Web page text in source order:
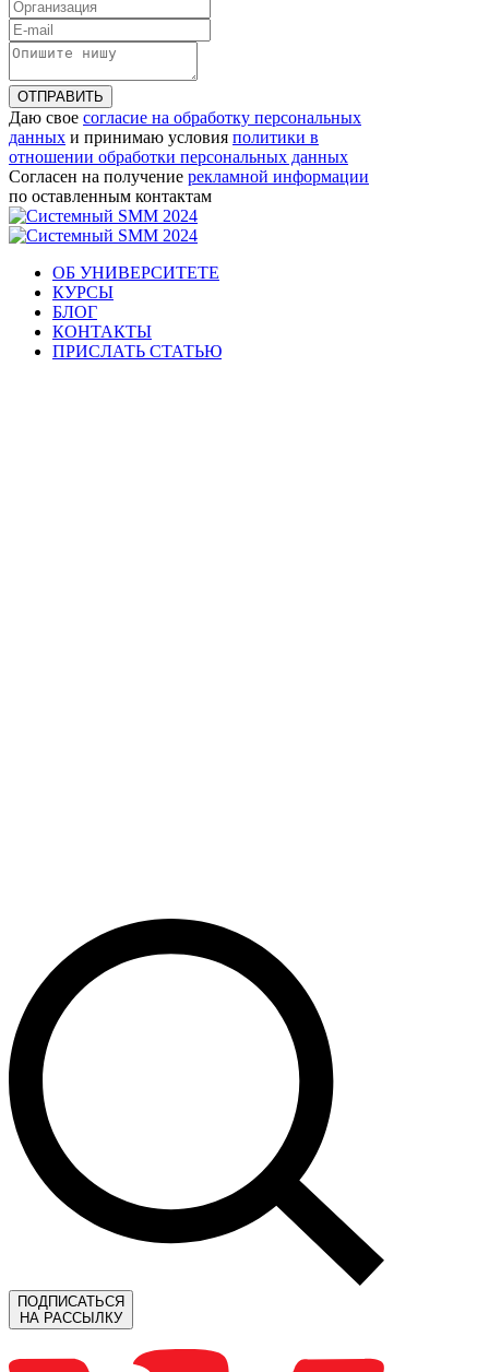
ОТПРАВИТЬ
Даю свое согласие на обработку персональных
данных и принимаю условия политики в
отношении обработки персональных данных
Согласен на получение рекламной информации
по оставленным контактам
ОБ УНИВЕРСИТЕТЕ
КУРСЫ
БЛОГ
КОНТАКТЫ
ПРИСЛАТЬ СТАТЬЮ
ПОДПИСАТЬСЯ
НА РАССЫЛКУ